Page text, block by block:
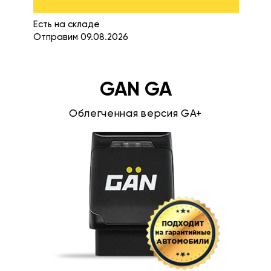
Есть на складе
Отправим 09.08.2026
GAN GA
Облегченная версия GA+